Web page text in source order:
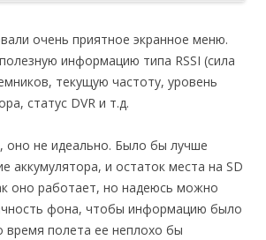
очень приятное экранное меню.
информацию типа RSSI (сила
текущую частоту, уровень
статус DVR и т.д.
оно не идеально. Было бы лучше
аккумулятора, и остаток места на SD
оно работает, но надеюсь можно
фона, чтобы информацию было
время полета ее неплохо бы